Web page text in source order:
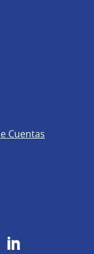
Cuentas